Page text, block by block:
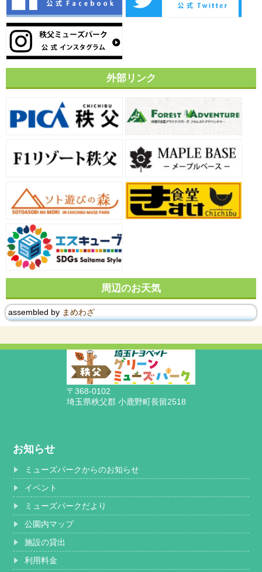
外部リンク
周辺のお天気
assembled by まめわざ
〒368-0102
埼玉県秩父郡 小鹿野町長留2518
お知らせ
ミューズパークからのお知らせ
イベント
ミューズパークだより
公園内マップ
施設の貸出
利用料金